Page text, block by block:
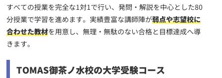
すべての授業を完全な1対1で行い、発問・解説を中心とした80
分授業で学習を進めます。実績豊富な講師陣が弱点や志望校に
合わせた教材を用意し、無理・無駄のない合格と目標達成へ導
きます。
TOMAS御茶ノ水校の大学受験コース